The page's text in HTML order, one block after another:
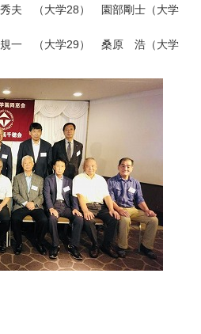
夫 （大学28） 園部剛士（大学
一 （大学29） 桑原 浩（大学